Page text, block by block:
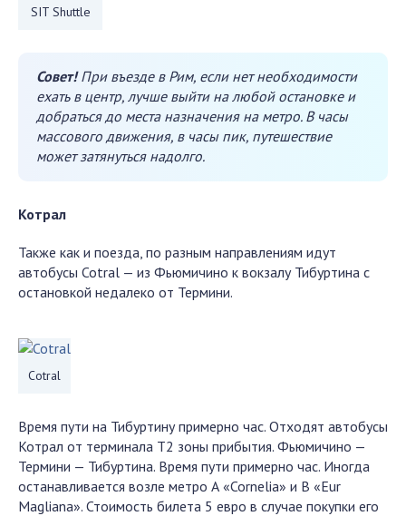
SIT Shuttle
Совет! При въезде в Рим, если нет необходимости
ехать в центр, лучше выйти на любой остановке и
добраться до места назначения на метро. В часы
массового движения, в часы пик, путешествие
может затянуться надолго.
Котрал
Также как и поезда, по разным направлениям идут
автобусы Cotral — из Фьюмичино к вокзалу Тибуртина с
остановкой недалеко от Термини.
Cotral
Время пути на Тибуртину примерно час. Отходят автобусы
Котрал от терминала Т2 зоны прибытия. Фьюмичино —
Термини — Тибуртина. Время пути примерно час. Иногда
останавливается возле метро А «Cornelia» и B «Eur
Magliana». Стоимость билета 5 евро в случае покупки его